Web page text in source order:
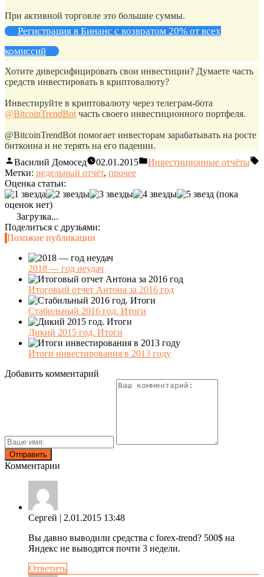
При активной торговле это большие суммы.
Регистрация в Бинанс с возвратом 20% от всех
комиссий
Хотите диверсифицировать свои инвестиции? Думаете часть
средств инвестировать в криптовалюту?
Инвестируйте в криптовалюту через телеграм-бота
@BitcoinTrendBot часть своего инвестиционного портфеля.
@BitcoinTrendBot помогает инвесторам зарабатывать на росте
биткоина и не терять на его падении.
Василий Домосед
02.01.2015
Инвестиционные отчёты
Метки: недельный отчёт, прочее
Оценка статьи:
(пока
оценок нет)
Загрузка...
Поделиться с друзьями:
Похожие публикации
2018 — год неудач
Итоговый отчет Антона за 2016 год
Стабильный 2016 год. Итоги
Дикий 2015 год. Итоги
Итоги инвестирования в 2013 году
Добавить комментарий
Комментарии
Сергей | 2.01.2015 13:48
Вы давно выводили средства с forex-trend? 500$ на
Яндекс не выводятся почти 3 недели.
Ответить